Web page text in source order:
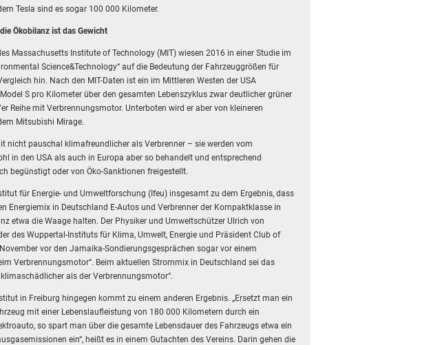
Tesla sind es sogar 100 000 Kilometer.
Ökobilanz ist das Gewicht
Massachusetts Institute of Technology (MIT) wiesen 2016 in einer Studie im
Science&Technology“ auf die Bedeutung der Fahrzeuggrößen für
hin. Nach den MIT-Daten ist ein im Mittleren Westen der USA
S pro Kilometer über den gesamten Lebenszyklus zwar deutlicher grüner
Reihe mit Verbrennungsmotor. Unterboten wird er aber von kleineren
Mitsubishi Mirage.
nicht pauschal klimafreundlicher als Verbrenner – sie werden vom
in den USA als auch in Europa aber so behandelt und entsprechend
begünstigt oder von Öko-Sanktionen freigestellt.
für Energie- und Umweltforschung (Ifeu) insgesamt zu dem Ergebnis, dass
Energiemix in Deutschland E-Autos und Verbrenner der Kompaktklasse in
etwa die Waage halten. Der Physiker und Umweltschützer Ulrich von
des Wuppertal-Instituts für Klima, Umwelt, Energie und Präsident Club of
vor den Jamaika-Sondierungsgesprächen sogar vor einem
Verbrennungsmotor“. Beim aktuellen Strommix in Deutschland sei das
klimaschädlicher als der Verbrennungsmotor“.
in Freiburg hingegen kommt zu einem anderen Ergebnis. „Ersetzt man ein
mit einer Lebenslaufleistung von 180 000 Kilometern durch ein
so spart man über die gesamte Lebensdauer des Fahrzeugs etwa ein
ein“, heißt es in einem Gutachten des Vereins. Darin gehen die